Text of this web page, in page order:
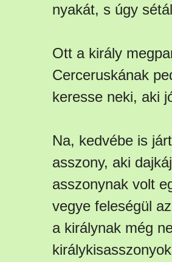
nyakát, s úgy
Ott a király
Cerceruskának
keresse neki, aki
Na, kedvébe is
asszony, aki
asszonynak volt
vegye feleségül
a királynak még